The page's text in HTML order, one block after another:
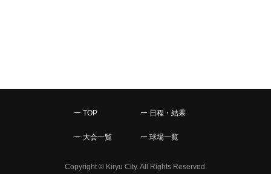
ー TOP ー 日程・結果
ー 大会一覧 ー 球場一覧
Copyright © Kiryu City. All Rights Reserved.